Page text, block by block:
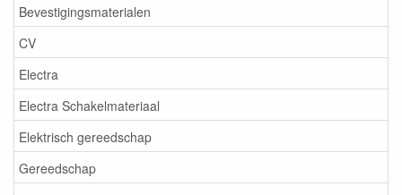
Bevestigingsmaterialen
CV
Electra
Electra Schakelmateriaal
Elektrisch gereedschap
Gereedschap